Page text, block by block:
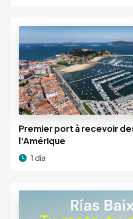
Premier port à recevoir
l'Amérique
1 día